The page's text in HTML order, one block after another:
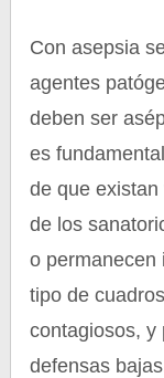
Con asepsia
agentes
deben ser
es
de que
de los
o permanecen
tipo de
contagiosos, y
defensas